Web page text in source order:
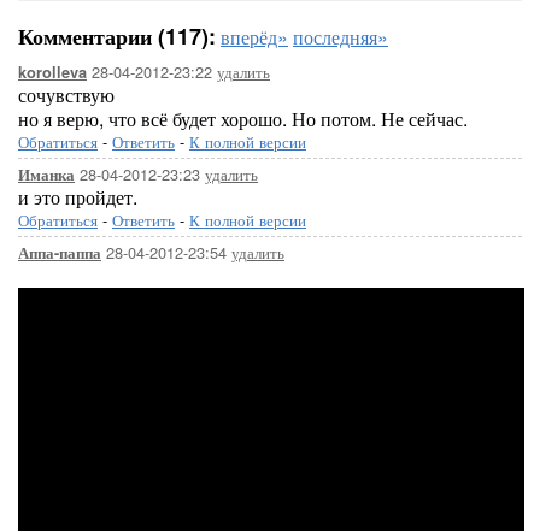
Комментарии (117): вперёд» последняя»
korolleva 28-04-2012-23:22 удалить
сочувствую
но я верю, что всё будет хорошо. Но потом. Не сейчас.
Обратиться - Ответить - К полной версии
Иманка 28-04-2012-23:23 удалить
и это пройдет.
Обратиться - Ответить - К полной версии
Аппа-паппа 28-04-2012-23:54 удалить